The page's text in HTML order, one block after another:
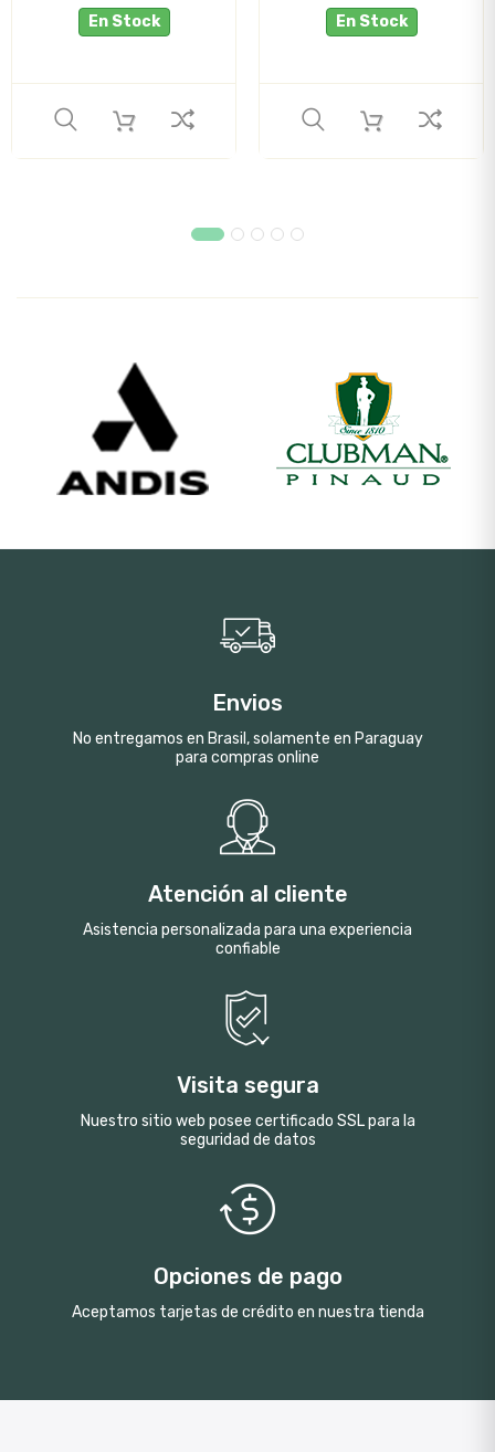
En Stock En Stock
Envios
No entregamos en Brasil, solamente en Paraguay
para compras online
Atención al cliente
Asistencia personalizada para una experiencia
confiable
Visita segura
Nuestro sitio web posee certificado SSL para la
seguridad de datos
Opciones de pago
Aceptamos tarjetas de crédito en nuestra tienda